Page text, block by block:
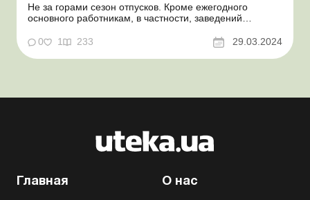
Не за горами сезон отпусков. Кроме ежегодного
основного работникам, в частности, заведений
дополнительные отпуска. И здесь многое зависит от
профиля заведения, выполняемой работы, должности
или профессии, стажа работы. Поэтому медицинским
0 1 233 29.03.2024
Главная О нас